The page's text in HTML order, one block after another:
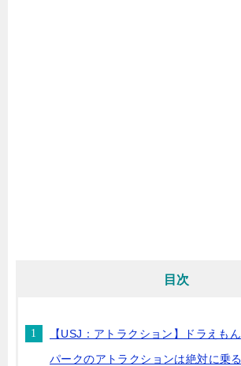
目次
【USJ：アトラクション】ドラえも
パークのアトラクションは絶対に乗